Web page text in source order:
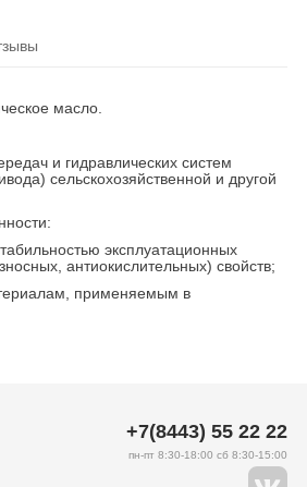
масло.
и гидравлических систем
сельскохозяйственной и другой
эксплуатационных
антиокислительных) свойств;
применяемым в
+7(8443) 55 22 22
пн-пт 8:30-18:00 сб 8:30-15:00